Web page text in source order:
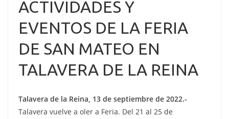
ACTIVIDADES Y
EVENTOS DE LA FERIA
DE SAN MATEO EN
TALAVERA DE LA REINA
Talavera de la Reina, 13 de septiembre de 2022.-
Talavera vuelve a oler a Feria. Del 21 al 25 de